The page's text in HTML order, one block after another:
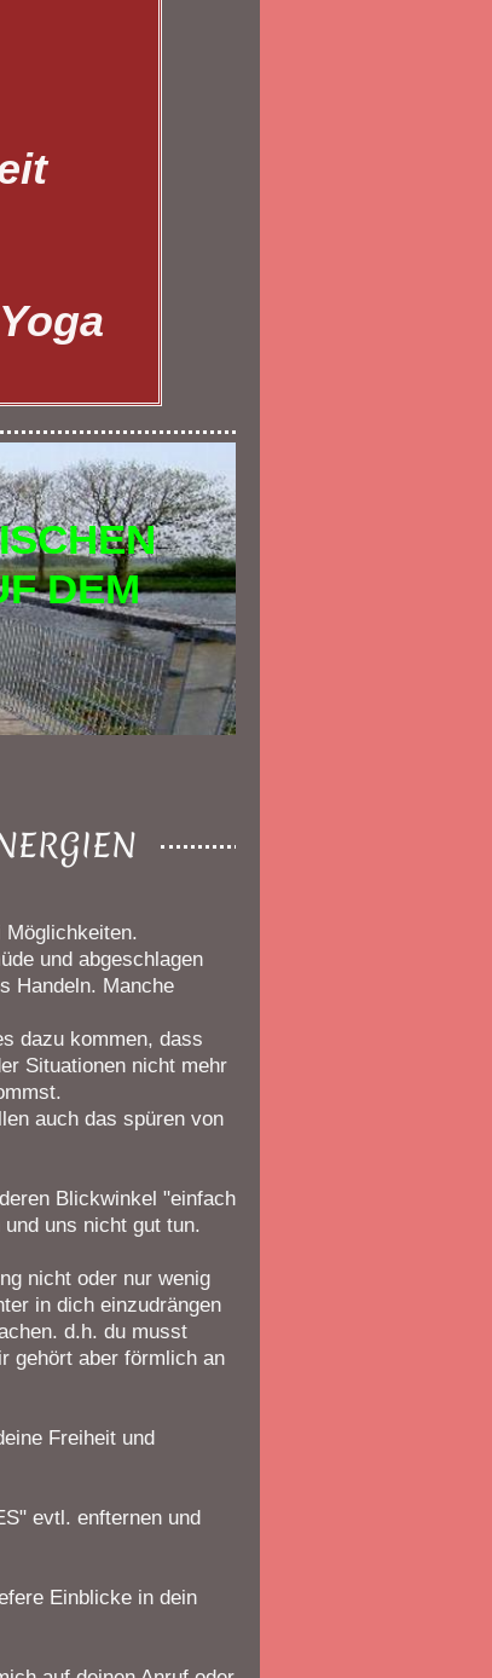
DEM
Möglichkeiten.
und abgeschlagen
Handeln. Manche
dazu kommen, dass
Situationen nicht mehr
auch das spüren von
Blickwinkel "einfach
uns nicht gut tun.
nicht oder nur wenig
in dich einzudrängen
d.h. du musst
gehört aber förmlich an
Freiheit und
evtl. enfternen und
Einblicke in dein